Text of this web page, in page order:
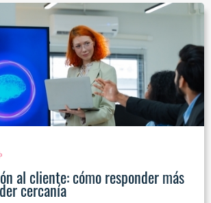
al cliente: cómo responder más
cercanía